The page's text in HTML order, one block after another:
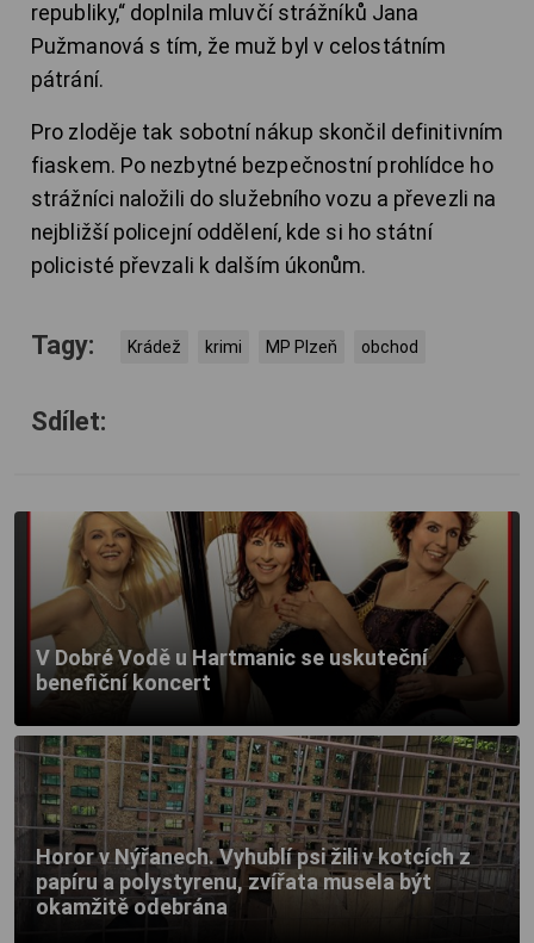
republiky,“ doplnila mluvčí strážníků Jana
Pužmanová s tím, že muž byl v celostátním
pátrání.
Pro zloděje tak sobotní nákup skončil definitivním
fiaskem. Po nezbytné bezpečnostní prohlídce ho
strážníci naložili do služebního vozu a převezli na
nejbližší policejní oddělení, kde si ho státní
policisté převzali k dalším úkonům.
Tagy: Krádež krimi MP Plzeň obchod
Sdílet:
V Dobré Vodě u Hartmanic se uskuteční
benefiční koncert
Horor v Nýřanech. Vyhublí psi žili v kotcích z
papíru a polystyrenu, zvířata musela být
okamžitě odebrána